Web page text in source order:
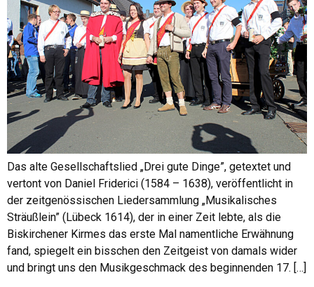
Das alte Gesellschaftslied „Drei gute Dinge”, getextet und
vertont von Daniel Friderici (1584 – 1638), veröffentlicht in
der zeitgenössischen Liedersammlung „Musikalisches
Sträußlein” (Lübeck 1614), der in einer Zeit lebte, als die
Biskirchener Kirmes das erste Mal namentliche Erwähnung
fand, spiegelt ein bisschen den Zeitgeist von damals wider
und bringt uns den Musikgeschmack des beginnenden 17. […]